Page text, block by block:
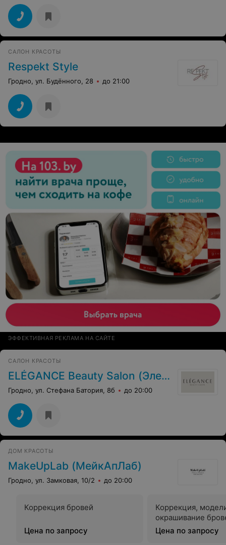
САЛОН КРАСОТЫ
Respekt Style
Гродно, ул. Будённого, 28 до 21:00
ЭФФЕКТИВНАЯ РЕКЛАМА НА САЙТЕ
САЛОН КРАСОТЫ
ELÉGANCE Beauty Salon (Элеганс Бьюти салон)
Гродно, ул. Стефана Батория, 8б до 20:00
ДОМ КРАСОТЫ
MakeUpLab (МейкАпЛаб)
Гродно, ул. Замковая, 10/2 до 20:00
Коррекция бровей
Цена по запросу
Коррекция,
окрашивание
Цена по запросу